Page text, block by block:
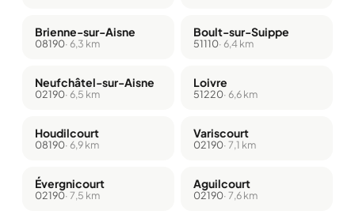
Brienne-sur-Aisne
08190· 6,3 km
Boult-sur-Suippe
51110· 6,4 km
Neufchâtel-sur-Aisne
02190· 6,5 km
Loivre
51220· 6,6 km
Houdilcourt
08190· 6,9 km
Variscourt
02190· 7,1 km
Évergnicourt
02190· 7,5 km
Aguilcourt
02190· 7,6 km